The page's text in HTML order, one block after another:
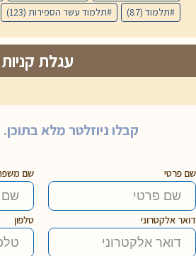
תלמוד (87) תלמוד עשר הספירות (123)
עגלת קניות
קבלו ניוזלטר מלא
שם פרטי שם
דואר אלקטרוני טלפון